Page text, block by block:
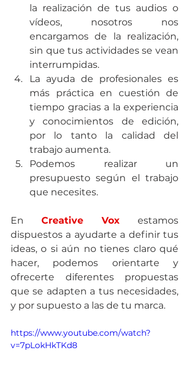
la realización de tus audios o
vídeos, nosotros nos
encargamos de la realización,
sin que tus actividades se vean
interrumpidas.
La ayuda de profesionales es
más práctica en cuestión de
tiempo gracias a la experiencia
y conocimientos de edición,
por lo tanto la calidad del
trabajo aumenta.
Podemos realizar un
presupuesto según el trabajo
que necesites.
En Creative Vox estamos
dispuestos a ayudarte a definir tus
ideas, o si aún no tienes claro qué
hacer, podemos orientarte y
ofrecerte diferentes propuestas
que se adapten a tus necesidades,
y por supuesto a las de tu marca.
https://www.youtube.com/watch?
v=7pLokHkTKd8